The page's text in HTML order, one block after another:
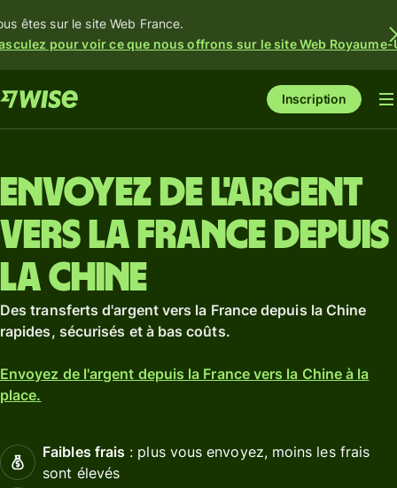
êtes sur le site Web France.
pour voir ce que nous offrons sur le site Web Royaume-
Inscription
Envoyez de l'argent
vers la France depuis
la Chine
Des transferts d'argent vers la France depuis la Chine
rapides, sécurisés et à bas coûts.
Envoyez de l'argent depuis la France vers la Chine à la
place.
Faibles frais : plus vous envoyez, moins les frais
sont élevés